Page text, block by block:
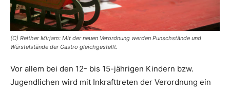
(C) Reither Mirjam: Mit der neuen Verordnung werden Punschstände und
Würstelstände der Gastro gleichgestellt.
Vor allem bei den 12- bis 15-jährigen Kindern bzw.
Jugendlichen wird mit Inkrafttreten der Verordnung ein